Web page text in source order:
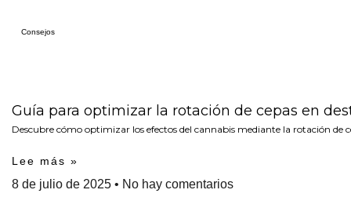
Consejos
Guía para optimizar la rotación de cepas en
Descubre cómo optimizar los efectos del cannabis mediante la rotación
Lee más »
8 de julio de 2025 No hay comentarios